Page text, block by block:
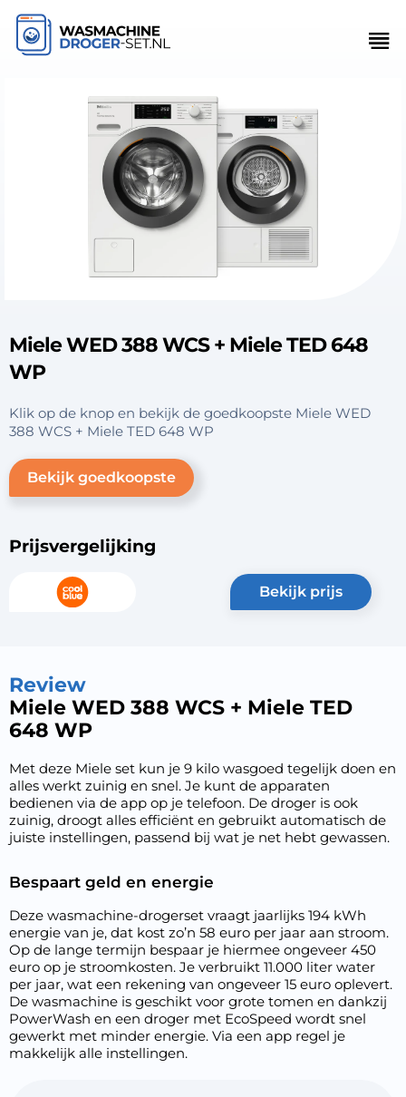
Miele WED 388 WCS + Miele TED 648
WP
Klik op de knop en bekijk de goedkoopste Miele WED
388 WCS + Miele TED 648 WP
Bekijk goedkoopste
Prijsvergelijking
bekijk prijs
Review
Miele WED 388 WCS + Miele TED
648 WP
Met deze Miele set kun je 9 kilo wasgoed tegelijk doen en
alles werkt zuinig en snel. Je kunt de apparaten
bedienen via de app op je telefoon. De droger is ook
zuinig, droogt alles efficiënt en gebruikt automatisch de
juiste instellingen, passend bij wat je net hebt gewassen.
Bespaart geld en energie
Deze wasmachine-drogerset vraagt jaarlijks 194 kWh
energie van je, dat kost zo’n 58 euro per jaar aan stroom.
Op de lange termijn bespaar je hiermee ongeveer 450
euro op je stroomkosten. Je verbruikt 11.000 liter water
per jaar, wat een rekening van ongeveer 15 euro oplevert.
De wasmachine is geschikt voor grote tomen en dankzij
PowerWash en een droger met EcoSpeed wordt snel
gewerkt met minder energie. Via een app regel je
makkelijk alle instellingen.